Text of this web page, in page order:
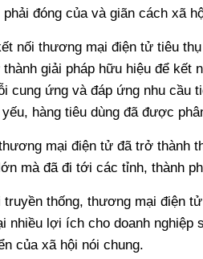
đóng của và giãn cách xã
nối thương mại điện tử tiêu
giải pháp hữu hiệu để kết
cung ứng và đáp ứng nhu cầu
hàng tiêu dùng đã được
mại điện tử đã trở thành
mà đã đi tới các tỉnh, thành
truyền thống, thương mại điện
nhiều lợi ích cho doanh nghiệp
của xã hội nói chung.